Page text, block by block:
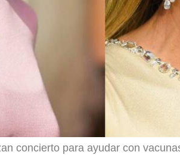
concierto para ayudar con